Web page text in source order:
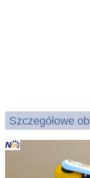
Szczegółowe